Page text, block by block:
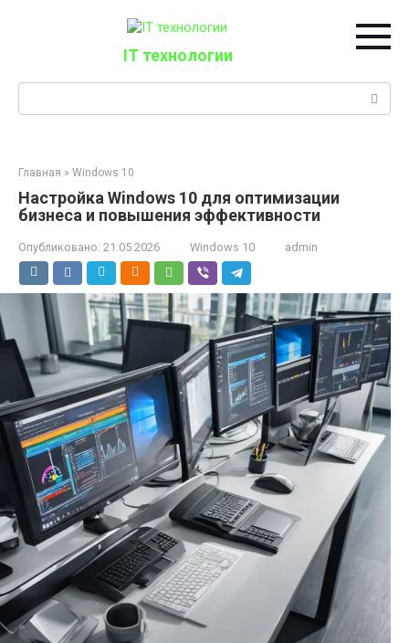
IT технологии
Главная » Windows 10
Настройка Windows 10 для оптимизации
бизнеса и повышения эффективности
Опубликовано: 21.05.2026 Windows 10 admin